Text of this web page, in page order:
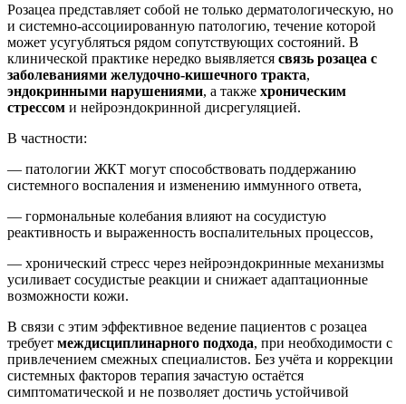
Розацеа представляет собой не только дерматологическую, но
и системно-ассоциированную патологию, течение которой
может усугубляться рядом сопутствующих состояний. В
клинической практике нередко выявляется связь розацеа с
заболеваниями желудочно-кишечного тракта,
эндокринными нарушениями, а также хроническим
стрессом и нейроэндокринной дисрегуляцией.
В частности:
— патологии ЖКТ могут способствовать поддержанию
системного воспаления и изменению иммунного ответа,
— гормональные колебания влияют на сосудистую
реактивность и выраженность воспалительных процессов,
— хронический стресс через нейроэндокринные механизмы
усиливает сосудистые реакции и снижает адаптационные
возможности кожи.
В связи с этим эффективное ведение пациентов с розацеа
требует междисциплинарного подхода, при необходимости с
привлечением смежных специалистов. Без учёта и коррекции
системных факторов терапия зачастую остаётся
симптоматической и не позволяет достичь устойчивой